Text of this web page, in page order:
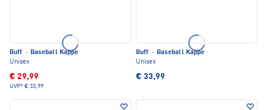
Buff · Baseball Kappe
Unisex
€ 29,99
UVP* € 33,99
Buff · Baseball Kappe
Unisex
€ 33,99